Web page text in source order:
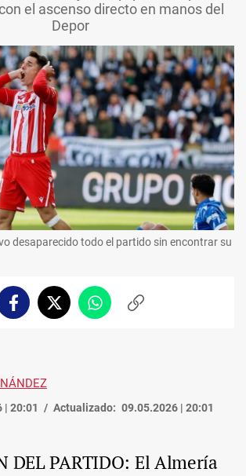
el ascenso directo en manos del
Depor
desaparecido todo el partido sin encontrar su
FacebookTwitterWhatsappCopiar
| 20:01 Actualizado: 09.05.2026 | 20:01
DEL PARTIDO: El Almerí­a